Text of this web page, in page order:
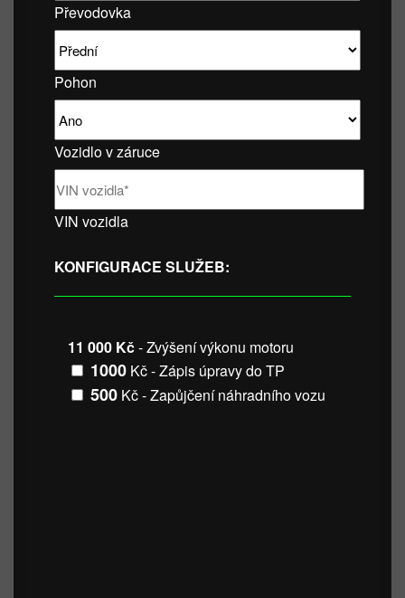
Převodovka
Pohon
Vozidlo v záruce
VIN vozidla
KONFIGURACE SLUŽEB:
11 000 Kč- Zvýšení výkonu motoru
1000 Kč - Zápis úpravy do TP
500 Kč - Zapůjčení náhradního vozu